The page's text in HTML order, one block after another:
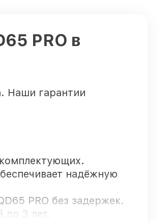
PRO в
Наши гарантии
надёжную
PRO без задержек.
3 лет.